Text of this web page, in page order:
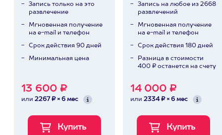
Запись только на это
развлечение
Мгновенная получение
на e-mail и телефон
Срок действия 90 дней
Минимальная цена
13 600 ₽
или 2267 ₽ × 6 мес
Запись на любое из 2668
развлечений
Мгновенная получение
на e-mail и телефон
Срок действия 180 дней
Разница в стоимости
400 ₽ останется на счету
14 000 ₽
или 2334 ₽ × 6 мес